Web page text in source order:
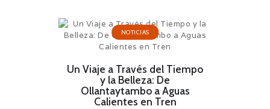
NOTICIAS
Un Viaje a Través del Tiempo
y la Belleza: De
Ollantaytambo a Aguas
Calientes en Tren